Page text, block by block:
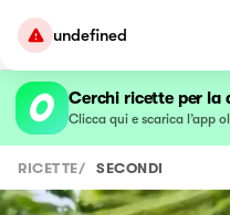
undefined
Cerchi ricette per la
Clicca qui e scarica l’app
RICETTE/ SECONDI